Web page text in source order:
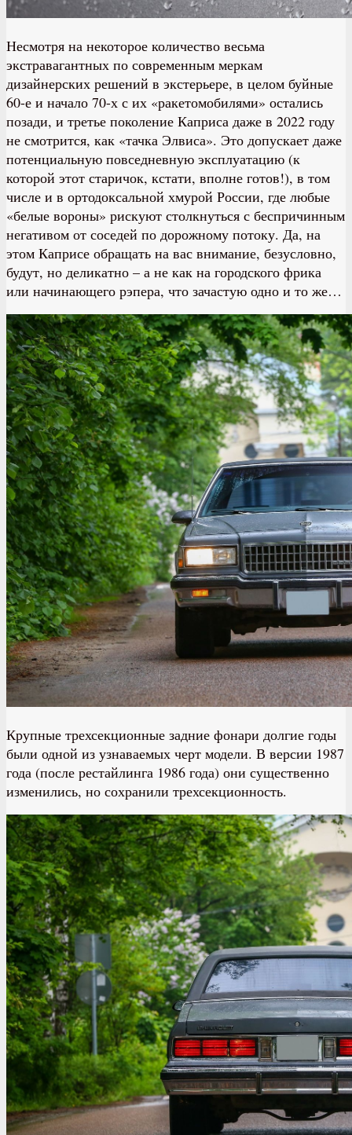
Несмотря на некоторое количество весьма
экстравагантных по современным меркам
дизайнерских решений в экстерьере, в целом буйные
60-е и начало 70-х с их «ракетомобилями» остались
позади, и третье поколение Каприса даже в 2022 году
не смотрится, как «тачка Элвиса». Это допускает даже
потенциальную повседневную эксплуатацию (к
которой этот старичок, кстати, вполне готов!), в том
числе и в ортодоксальной хмурой России, где любые
«белые вороны» рискуют столкнуться с беспричинным
негативом от соседей по дорожному потоку. Да, на
этом Каприсе обращать на вас внимание, безусловно,
будут, но деликатно – а не как на городского фрика
или начинающего рэпера, что зачастую одно и то же…
Крупные трехсекционные задние фонари долгие годы
были одной из узнаваемых черт модели. В версии 1987
года (после рестайлинга 1986 года) они существенно
изменились, но сохранили трехсекционность.